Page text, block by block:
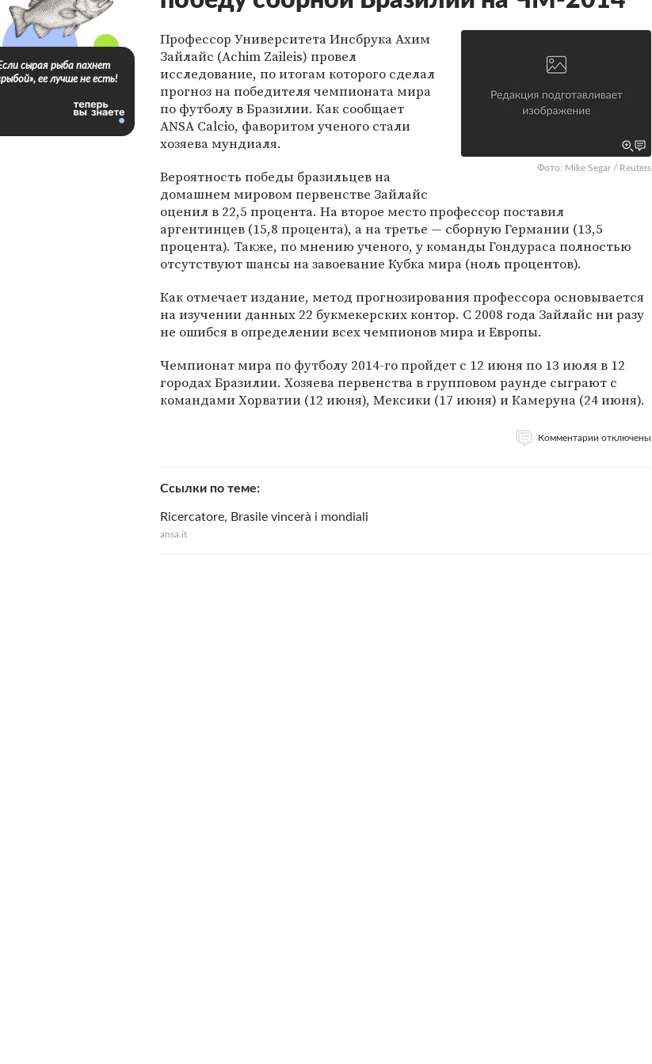
Фото: Mike Segar / Reuters
Профессор Университета Инсбрука Ахим
Зайлайс (Achim Zaileis) провел
исследование, по итогам которого сделал
прогноз на победителя чемпионата мира
по футболу в Бразилии. Как сообщает
ANSA Calcio, фаворитом ученого стали
хозяева мундиаля.
Вероятность победы бразильцев на
домашнем мировом первенстве Зайлайс
оценил в 22,5 процента. На второе место профессор поставил
аргентинцев (15,8 процента), а на третье — сборную Германии (13,5
процента). Также, по мнению ученого, у команды Гондураса полностью
отсутствуют шансы на завоевание Кубка мира (ноль процентов).
Как отмечает издание, метод прогнозирования профессора основывается
на изучении данных 22 букмекерских контор. С 2008 года Зайлайс ни разу
не ошибся в определении всех чемпионов мира и Европы.
Чемпионат мира по футболу 2014-го пройдет с 12 июня по 13 июля в 12
городах Бразилии. Хозяева первенства в групповом раунде сыграют с
командами Хорватии (12 июня), Мексики (17 июня) и Камеруна (24 июня).
Комментарии отключены
Ссылки по теме
Ricercatore, Brasile vincerà i mondiali
ansa.it
сырая рыба пахнет
ее лучше не есть!